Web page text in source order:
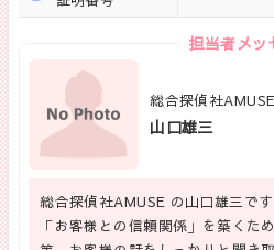
担当者メッ
総合探偵社
山口雄三
総合探偵社AMUSE の山口雄三で
「お客様との信頼関係」を築くた